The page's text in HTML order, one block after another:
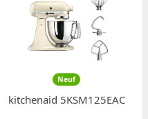
Neuf
kitchenaid 5KSM125EAC